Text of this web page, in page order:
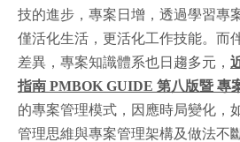
技的進步，專案日增，透過學習專
僅活化生活，更活化工作技能。而
差異，專案知識體系也日趨多元，
指南 PMBOK GUIDE 第八版暨 專
的專案管理模式，因應時局變化，
管理思維與專案管理架構及做法不